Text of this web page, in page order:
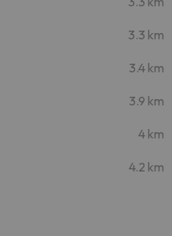
3.3 km
3.4 km
3.9 km
4 km
4.2 km